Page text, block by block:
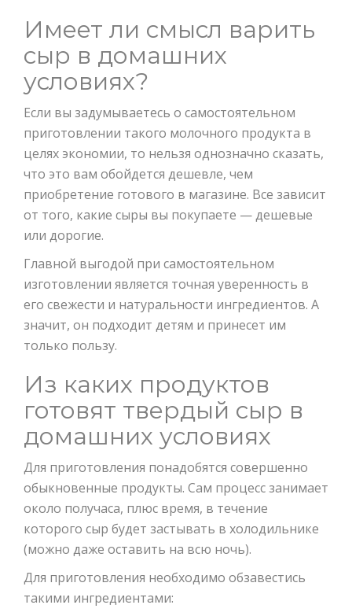
Имеет ли смысл варить
сыр в домашних
условиях?
Если вы задумываетесь о самостоятельном
приготовлении такого молочного продукта в
целях экономии, то нельзя однозначно сказать,
что это вам обойдется дешевле, чем
приобретение готового в магазине. Все зависит
от того, какие сыры вы покупаете — дешевые
или дорогие.
Главной выгодой при самостоятельном
изготовлении является точная уверенность в
его свежести и натуральности ингредиентов. А
значит, он подходит детям и принесет им
только пользу.
Из каких продуктов
готовят твердый сыр в
домашних условиях
Для приготовления понадобятся совершенно
обыкновенные продукты. Сам процесс занимает
около получаса, плюс время, в течение
которого сыр будет застывать в холодильнике
(можно даже оставить на всю ночь).
Для приготовления необходимо обзавестись
такими ингредиентами: